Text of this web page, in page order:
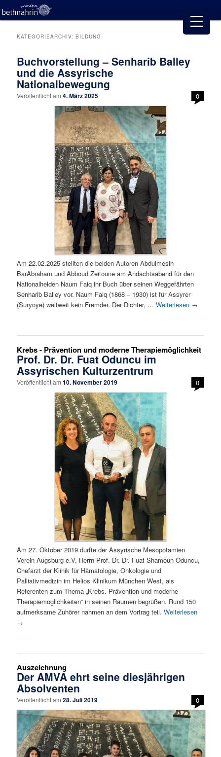
KATEGORIEARCHIV:BILDUNG
Buchvorstellung – Senharib Balley
und die Assyrische
Nationalbewegung
Veröffentlicht am4. März 2025 0
Am 22.02.2025 stellten die beiden Autoren Abdulmesih
BarAbraham und Abboud Zeitoune am Andachtsabend für den
Nationalhelden Naum Faiq ihr Buch über seinen Weggefährten
Senharib Balley vor. Naum Faiq (1868 – 1930) ist für Assyrer
(Suryoye) weltweit kein Fremder. Der Dichter, …Weiterlesen →
Krebs - Prävention und moderne Therapiemöglichkeit
Prof. Dr. Dr. Fuat Oduncu im
Assyrischen Kulturzentrum
Veröffentlicht am10. November 2019 0
Am 27. Oktober 2019 durfte der Assyrische Mesopotamien
Verein Augsburg e.V. Herrn Prof. Dr. Dr. Fuat Shamoun Oduncu,
Chefarzt der Klinik für Hämatologie, Onkologie und
Palliativmedizin im Helios Klinikum München West, als
Referenten zum Thema „Krebs. Prävention und moderne
Therapiemöglichkeiten“ in seinen Räumen begrüßen. Rund 150
aufmerksame Zuhörer nahmen an dem Vortrag teil.Weiterlesen
→
Auszeichnung
Der AMVA ehrt seine diesjährigen
Absolventen
Veröffentlicht am28. Juli 2019 0